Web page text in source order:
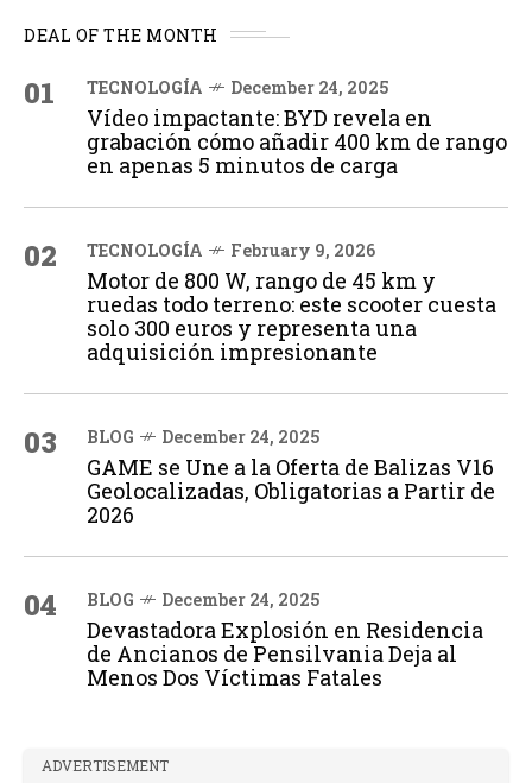
DEAL OF THE MONTH
01 TECNOLOGÍA December 24, 2025
Vídeo impactante: BYD revela en
grabación cómo añadir 400 km de rango
en apenas 5 minutos de carga
02 TECNOLOGÍA February 9, 2026
Motor de 800 W, rango de 45 km y
ruedas todo terreno: este scooter cuesta
solo 300 euros y representa una
adquisición impresionante
03 BLOG December 24, 2025
GAME se Une a la Oferta de Balizas V16
Geolocalizadas, Obligatorias a Partir de
2026
04 BLOG December 24, 2025
Devastadora Explosión en Residencia
de Ancianos de Pensilvania Deja al
Menos Dos Víctimas Fatales
ADVERTISEMENT